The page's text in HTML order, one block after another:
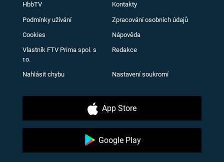
HbbTV Kontakty
Podmínky užívání Zpracování osobních údajů
Cookies Nápověda
Vlastník FTV Prima spol. s
r.o.
Redakce
Nahlásit chybu Nastavení soukromí
App Store
Google Play